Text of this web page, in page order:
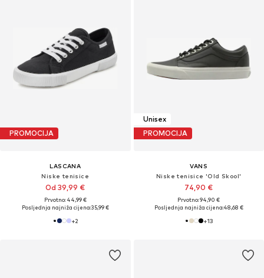
PROMOCIJA
LASCANA
Niske tenisice
Od 39,99 €
Prvotno: 44,99 €
Posljednja najniža cijena:35,99 €
+2
Unisex
PROMOCIJA
VANS
Niske tenisice 'Old Skool'
74,90 €
Prvotno: 94,90 €
Posljednja najniža cijena:48,68 €
+13